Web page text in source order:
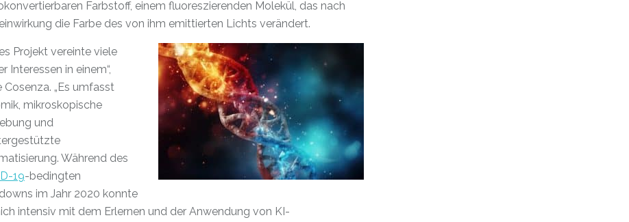
Farbstoff, einem fluoreszierenden Molekül, das nach
die Farbe des von ihm emittierten Lichts verändert.
Projekt vereinte viele
Interessen in einem“,
Cosenza. „Es umfasst
mikroskopische
und
Während des
19-bedingten
im Jahr 2020 konnte
intensiv mit dem Erlernen und der Anwendung von KI-